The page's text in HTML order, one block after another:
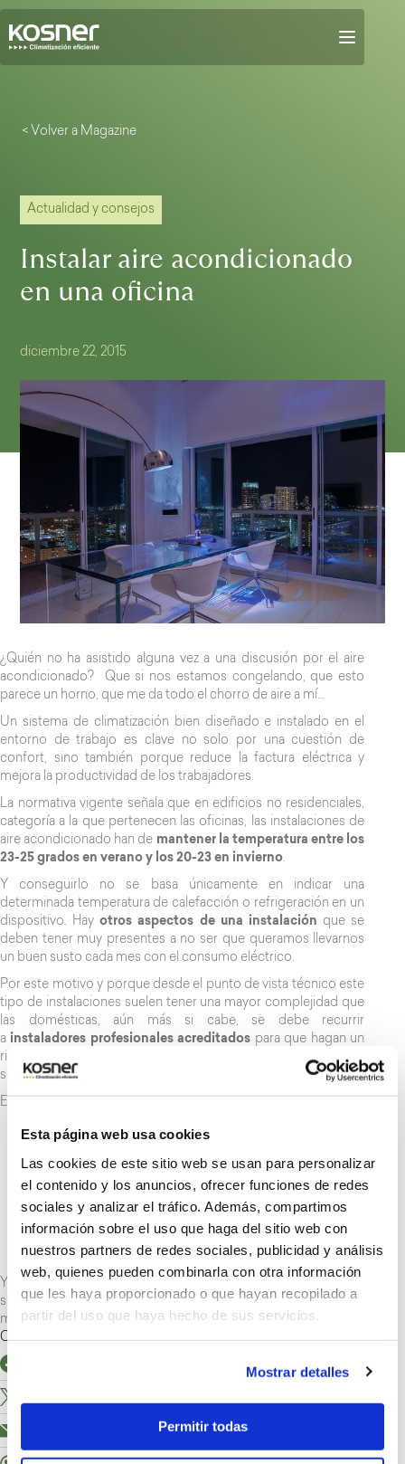
Esta página web usa cookies
Las cookies de este sitio web se usan para personalizar
el contenido y los anuncios, ofrecer funciones de redes
sociales y analizar el tráfico. Además, compartimos
información sobre el uso que haga del sitio web con
nuestros partners de redes sociales, publicidad y análisis
web, quienes pueden combinarla con otra información
que les haya proporcionado o que hayan recopilado a
partir del uso que haya hecho de sus servicios.
Mostrar detalles
Permitir todas
< Volver a Magazine
Actualidad y consejos
Instalar aire acondicionado
en una oficina
diciembre 22, 2015
Comparte el artículo
¿Quién no ha asistido alguna vez a una discusión por el aire
acondicionado? Que si nos estamos congelando, que esto
parece un horno, que me da todo el chorro de aire a mí…
Un sistema de climatización bien diseñado e instalado en el
entorno de trabajo es clave no solo por una cuestión de
confort, sino también porque reduce la factura eléctrica y
mejora la productividad de los trabajadores.
La normativa vigente señala que en edificios no residenciales,
categoría a la que pertenecen las oficinas, las instalaciones de
aire acondicionado han de mantener la temperatura entre los
23-25 grados en verano y los 20-23 en invierno.
Y conseguirlo no se basa únicamente en indicar una
determinada temperatura de calefacción o refrigeración en un
dispositivo. Hayotros aspectos de una instalación que se
deben tener muy presentes a no ser que queramos llevarnos
un buen susto cada mes con el consumo eléctrico.
Por este motivo y porque desde el punto de vista técnico este
tipo de instalaciones suelen tener una mayor complejidad que
las domésticas, aún más si cabe, se debe recurrir
a instaladores profesionales acreditados para que hagan un
riguroso estudio previo y en base al mismo ofrezcan la mejor
solución.
En ese
Aislamiento y elementos de climatización pasiva (toldos
Opción de sistema integral valido tanto para verano
como invierno.
Incorporación de reguladores de temperatura
individualizados por zonas (no todas las áreas de trabajo
presentan las mismas condiciones térmicas).
Dispositivos de control programado de la temperatura.
Y a partir de ahí, se ponen sobre la mesa
splits como los domésticos hasta equipos individuales,
multicombis, unidades centrífugas…